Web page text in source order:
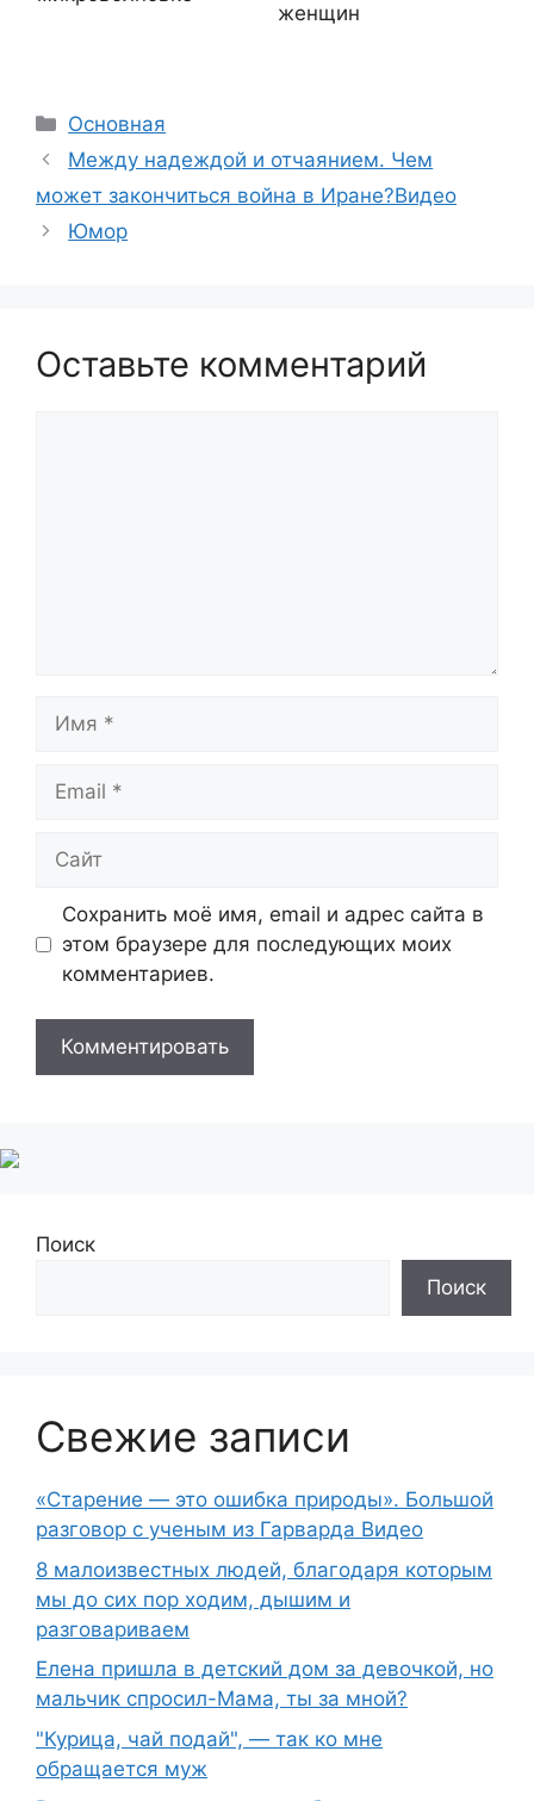
женщин
Рубрики
Основная
Между надеждой и отчаянием. Чем
может закончиться война в Иране?Видео
Юмор
Оставьте комментарий
Сохранить моё имя, email и адрес сайта в
этом браузере для последующих моих
комментариев.
Поиск
Поиск
Свежие записи
«Старение — это ошибка природы». Большой
разговор с ученым из Гарварда Видео
8 малоизвестных людей, благодаря которым
мы до сих пор ходим, дышим и
разговариваем
Елена пришла в детский дом за девочкой, но
мальчик спросил-Мама, ты за мной?
"Курица, чай подай", — так ко мне
обращается муж